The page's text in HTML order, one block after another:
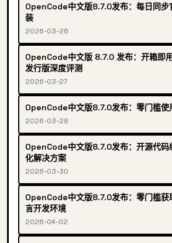
OpenCode中文版8.7.0发布：每日同步
装
2026-03-26
OpenCode中文版 8.7.0 发布：开箱即
发行版深度评测
2026-03-27
OpenCode中文版8.7.0发布：零门槛使
2026-03-28
OpenCode中文版8.7.0发布：开源代码
化解决方案
2026-03-30
OpenCode中文版8.7.0发布：零门槛获
言开发环境
2026-04-02